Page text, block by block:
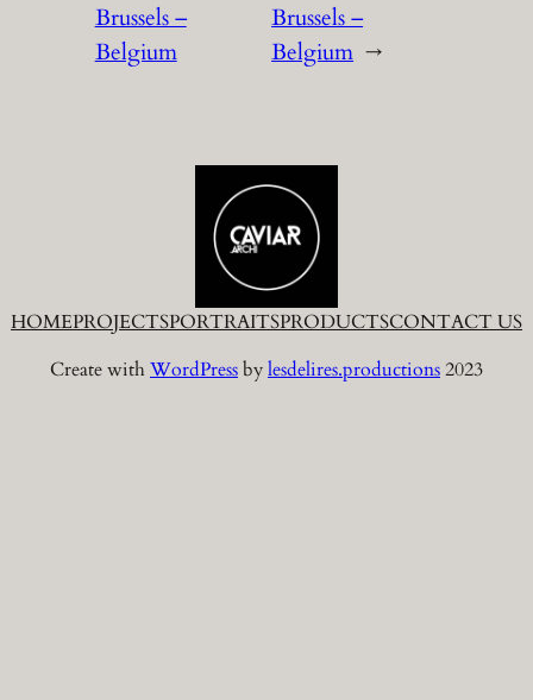
Brussels –
Belgium
Brussels –
Belgium →
HOMEPROJECTSPORTRAITSPRODUCTSCONTACT US
Create withWordPressbylesdelires.productions2023